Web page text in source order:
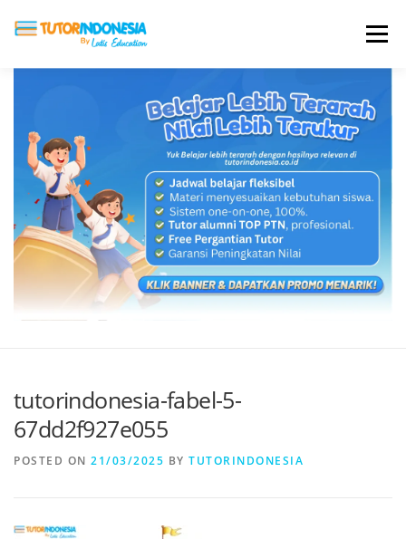
Menu
ABOUT US JADI PENGAJAR
BIAYA LES TESTIMONI PROFIL ALUMNI
BLOG DAFTAR SEKOLAH
tutorindonesia-fabel-5-
67dd2f927e055
POSTED ON 21/03/2025 BY TUTORINDONESIA